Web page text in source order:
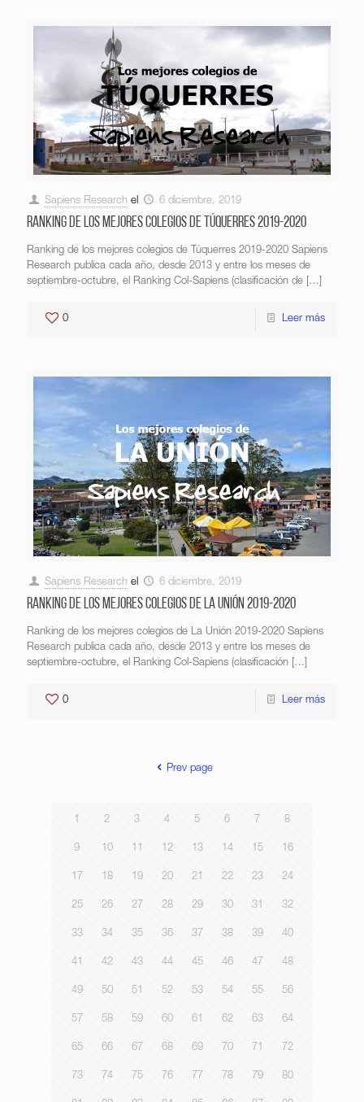
Sapiens Research el 6 diciembre, 2019
Ranking de los mejores colegios de Túquerres 2019-2020
Ranking de los mejores colegios de Túquerres 2019-2020 Sapiens
Research publica cada año, desde 2013 y entre los meses de
septiembre-octubre, el Ranking Col-Sapiens (clasificación de […]
0 Leer más
Sapiens Research el 6 diciembre, 2019
Ranking de los mejores colegios de La Unión 2019-2020
Ranking de los mejores colegios de La Unión 2019-2020 Sapiens
Research publica cada año, desde 2013 y entre los meses de
septiembre-octubre, el Ranking Col-Sapiens (clasificación […]
0 Leer más
Prev page
1 2 3 4 5 6 7 8
9 10 11 12 13 14 15 16
17 18 19 20 21 22 23 24
25 26 27 28 29 30 31 32
33 34 35 36 37 38 39 40
41 42 43 44 45 46 47 48
49 50 51 52 53 54 55 56
57 58 59 60 61 62 63 64
65 66 67 68 69 70 71 72
73 74 75 76 77 78 79 80